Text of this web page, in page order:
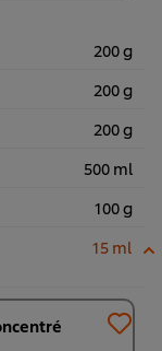
200 g
200 g
200 g
500 ml
100 g
15 ml